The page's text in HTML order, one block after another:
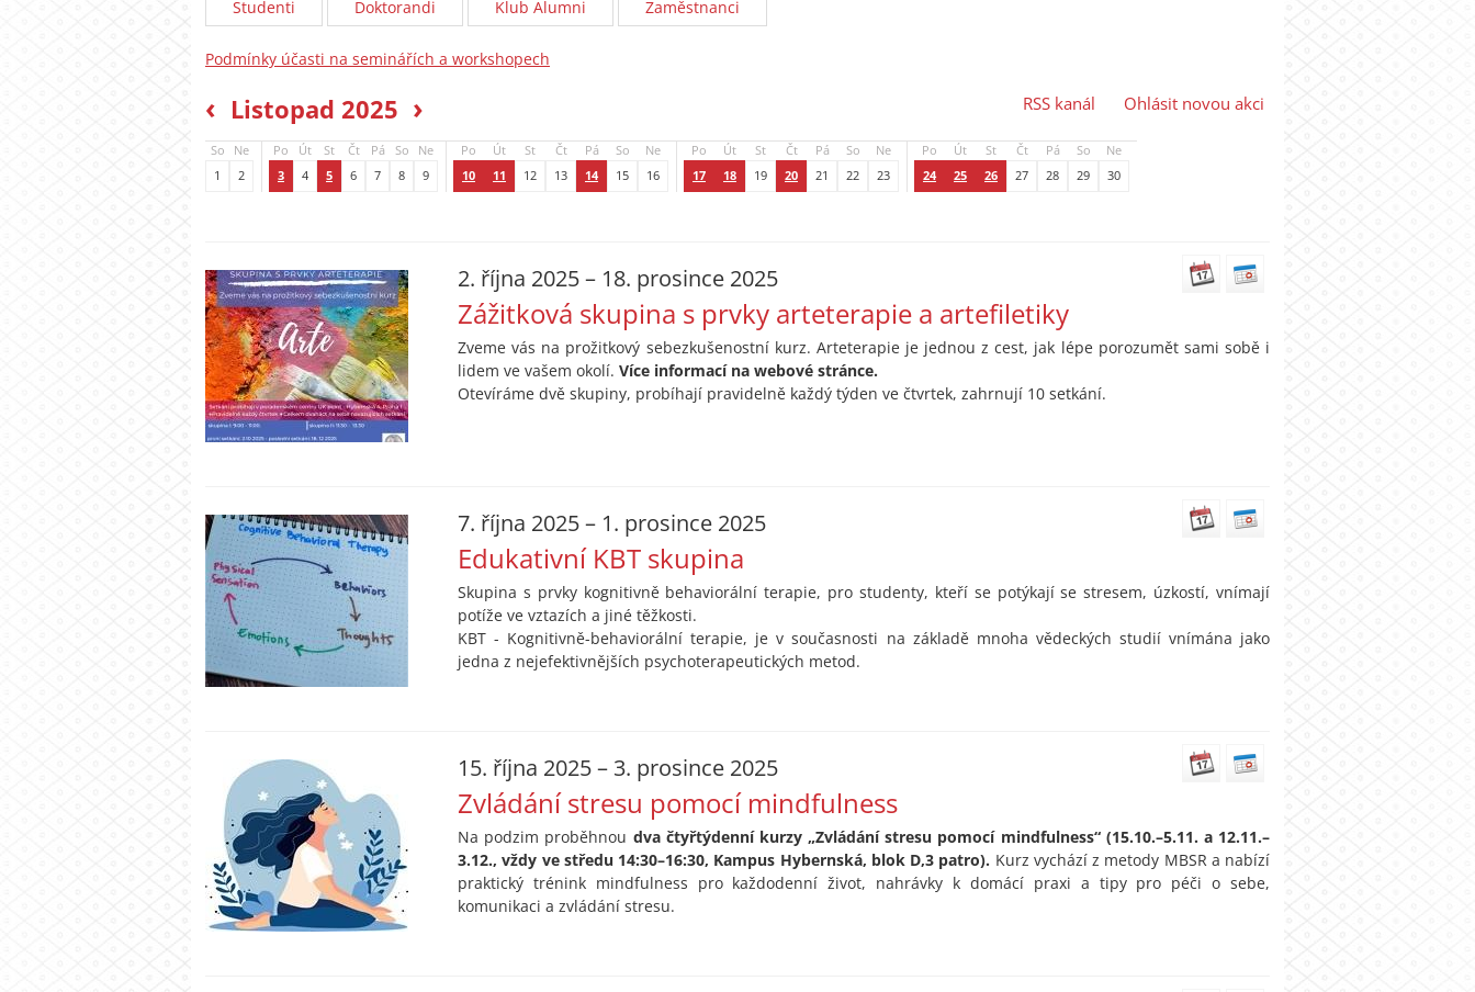
Studenti Doktorandi Klub Alumni Zaměstnanci
Podmínky účasti na seminářích a workshopech
RSS kanál Ohlásit novou akci
‹ Listopad 2025 ›
So
Ne
1
2
Po Út St Čt Pá So
Ne
3
4 5 6 7 8 9
Po Út St Čt Pá So
Ne
10
11 12 13 14 15 16
Po Út St Čt Pá So
Ne
17
18 19 20 21 22 23
Po Út St Čt Pá So
Ne
24
25 26 27 28 29 30
2. října 2025 – 18. prosince 2025
Zážitková skupina s prvky arteterapie a artefiletiky
Zveme vás na prožitkový sebezkušenostní kurz. Arteterapie je jednou z cest, jak lépe porozumět sami sobě i
lidem ve vašem okolí. Více informací na webové stránce.
Otevíráme dvě skupiny, probíhají pravidelně každý týden ve čtvrtek, zahrnují 10 setkání.
7. října 2025 – 1. prosince 2025
Edukativní KBT skupina
Skupina s prvky kognitivně behaviorální terapie, pro studenty, kteří se potýkají se stresem, úzkostí, vnímají
potíže ve vztazích a jiné těžkosti.
KBT - Kognitivně-behaviorální terapie, je v současnosti na základě mnoha vědeckých studií vnímána jako
jedna z nejefektivnějších psychoterapeutických metod.
15. října 2025 – 3. prosince 2025
Zvládání stresu pomocí mindfulness
Na podzim proběhnou dva čtyřtýdenní kurzy „Zvládání stresu pomocí mindfulness“ (15.10.–5.11. a 12.11.–
3.12., vždy ve středu 14:30–16:30, Kampus Hybernská, blok D,3 patro). Kurz vychází z metody MBSR a nabízí
praktický trénink mindfulness pro každodenní život, nahrávky k domácí praxi a tipy pro péči o sebe,
komunikaci a zvládání stresu.